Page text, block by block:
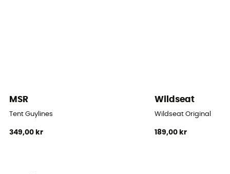
Ingår ej
MSR
Tent Guylines
349,00 kr
Wildseat
Wildseat Original
189,00 kr